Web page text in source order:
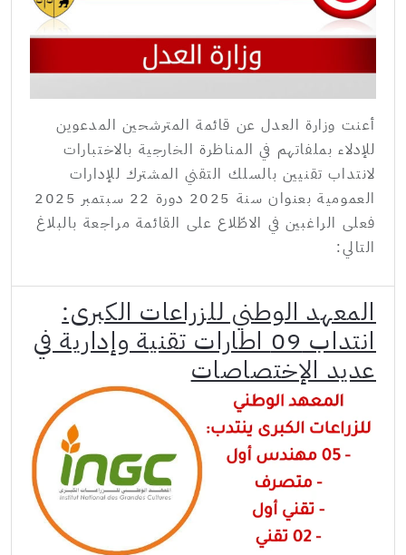
أعنت وزارة العدل عن قائمة المترشحين المدعوين
للإدلاء بملفاتهم في المناظرة الخارجية بالاختبارات
لانتداب تقنيين بالسلك التقني المشترك للإدارات
العمومية بعنوان سنة 2025 دورة 22 سبتمبر 2025
فعلى الراغبين في الاطّلاع على القائمة مراجعة بالبلاغ
التالي:
المعهد الوطني للزراعات الكبرى:
انتداب 09 اطارات تقنية وإدارية في
عديد الإختصاصات